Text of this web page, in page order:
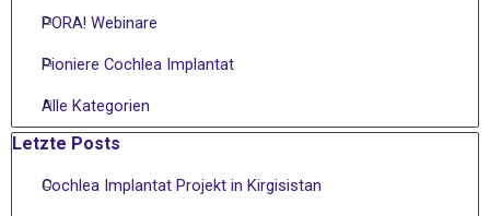
PORA! Webinare
Pioniere Cochlea Implantat
Alle Kategorien
Block überspringen Letzte Posts
Letzte Posts
Cochlea Implantat Projekt in Kirgisistan